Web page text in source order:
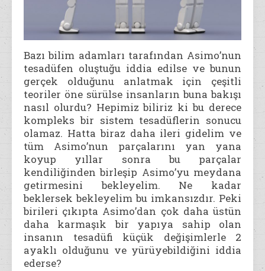
Bazı bilim adamları tarafından Asimo’nun
tesadüfen oluştuğu iddia edilse ve bunun
gerçek olduğunu anlatmak için çeşitli
teoriler öne sürülse insanların buna bakışı
nasıl olurdu? Hepimiz biliriz ki bu derece
kompleks bir sistem tesadüflerin sonucu
olamaz. Hatta biraz daha ileri gidelim ve
tüm Asimo’nun parçalarını yan yana
koyup yıllar sonra bu parçalar
kendiliğinden birleşip Asimo’yu meydana
getirmesini bekleyelim. Ne kadar
beklersek bekleyelim bu imkansızdır. Peki
birileri çıkıpta Asimo’dan çok daha üstün
daha karmaşık bir yapıya sahip olan
insanın tesadüfi küçük değişimlerle 2
ayaklı olduğunu ve yürüyebildiğini iddia
ederse?